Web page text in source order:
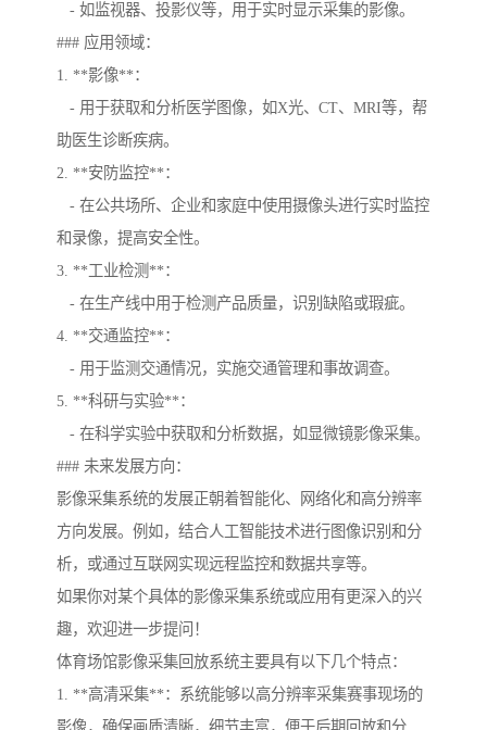
- 如监视器、投影仪等，用于实时显示采集的影像。
### 应用领域：
1. **影像**：
- 用于获取和分析医学图像，如X光、CT、MRI等，帮
助医生诊断疾病。
2. **安防监控**：
- 在公共场所、企业和家庭中使用摄像头进行实时监控
和录像，提高安全性。
3. **工业检测**：
- 在生产线中用于检测产品质量，识别缺陷或瑕疵。
4. **交通监控**：
- 用于监测交通情况，实施交通管理和事故调查。
5. **科研与实验**：
- 在科学实验中获取和分析数据，如显微镜影像采集。
### 未来发展方向：
影像采集系统的发展正朝着智能化、网络化和高分辨率
方向发展。例如，结合人工智能技术进行图像识别和分
析，或通过互联网实现远程监控和数据共享等。
如果你对某个具体的影像采集系统或应用有更深入的兴
趣，欢迎进一步提问！
体育场馆影像采集回放系统主要具有以下几个特点：
1. **高清采集**：系统能够以高分辨率采集赛事现场的